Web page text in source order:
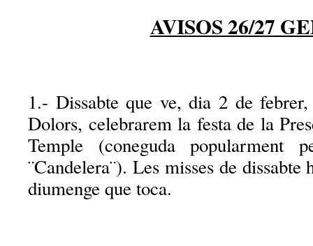
AVISOS 26/27
1.- Dissabte que ve, dia 2 de
Dolors, celebrarem la festa de la
Temple (coneguda popularment
¨Candelera¨). Les misses de
diumenge que toca.